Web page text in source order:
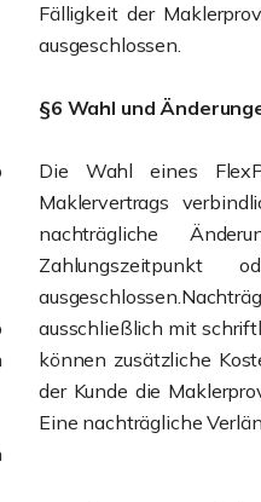
Fälligkeit der
ausgeschlossen.
§6 Wahl und
Die Wahl eines
Maklervertrags
nachträgliche
Zahlungszeitpunkt
ausschließlich mit
können zusätzliche
der Kunde die
Eine nachträgliche